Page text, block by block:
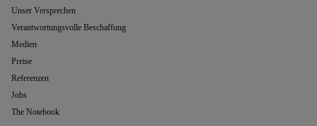
Unser Versprechen
Verantwortungsvolle Beschaffung
Medien
Preise
Referenzen
Jobs
The Notebook